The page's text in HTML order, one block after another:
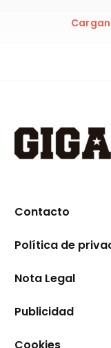
Contacto
Política de
Nota Legal
Publicidad